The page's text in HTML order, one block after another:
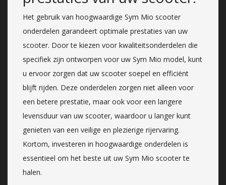
Het gebruik van hoogwaardige Sym Mio scooter
onderdelen garandeert optimale prestaties van uw
scooter. Door te kiezen voor kwaliteitsonderdelen die
specifiek zijn ontworpen voor uw Sym Mio model, kunt
u ervoor zorgen dat uw scooter soepel en efficiënt
blijft rijden. Deze onderdelen zorgen niet alleen voor
een betere prestatie, maar ook voor een langere
levensduur van uw scooter, waardoor u langer kunt
genieten van een veilige en plezierige rijervaring.
Kortom, investeren in hoogwaardige onderdelen is
essentieel om het beste uit uw Sym Mio scooter te
halen.